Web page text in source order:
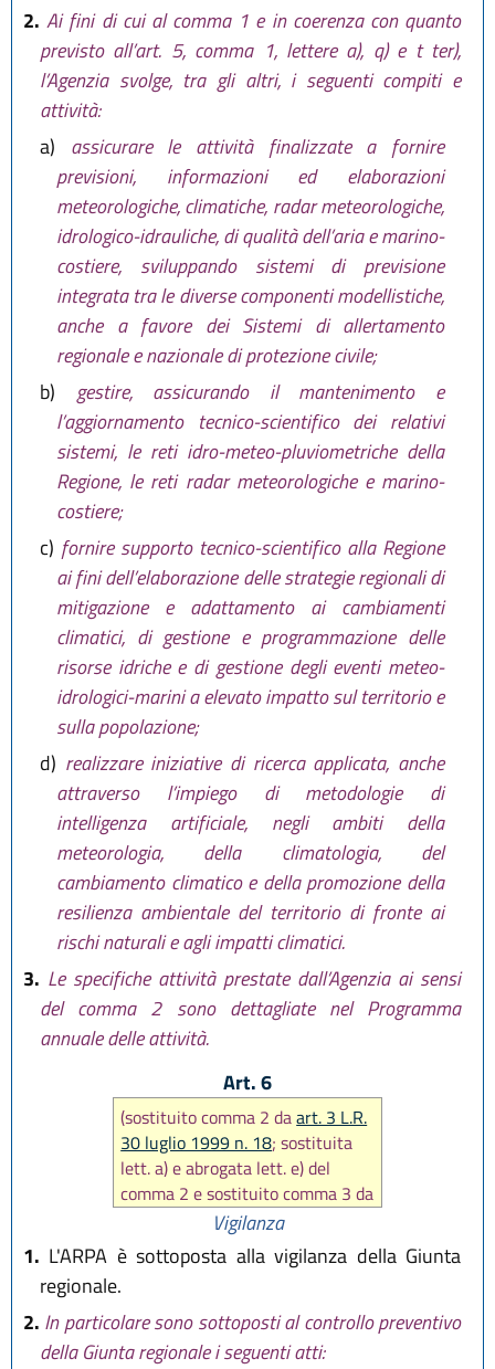
2. Ai fini di cui al comma 1 e in coerenza con quanto
previsto all’art. 5, comma 1, lettere a), q) e t ter),
l’Agenzia svolge, tra gli altri, i seguenti compiti e
attività:
a) assicurare le attività finalizzate a fornire
previsioni, informazioni ed elaborazioni
meteorologiche, climatiche, radar meteorologiche,
idrologico-idrauliche, di qualità dell’aria e marino-
costiere, sviluppando sistemi di previsione
integrata tra le diverse componenti modellistiche,
anche a favore dei Sistemi di allertamento
regionale e nazionale di protezione civile;
b)
gestire, assicurando il mantenimento e
l’aggiornamento tecnico-scientifico dei relativi
sistemi, le reti idro-meteo-pluviometriche della
Regione, le reti radar meteorologiche e marino-
costiere;
c) fornire supporto tecnico-scientifico alla Regione
ai fini dell’elaborazione delle strategie regionali di
mitigazione e adattamento ai cambiamenti
climatici, di gestione e programmazione delle
risorse idriche e di gestione degli eventi meteo-
idrologici-marini a elevato impatto sul territorio e
sulla popolazione;
d) realizzare iniziative di ricerca applicata, anche
attraverso l’impiego di metodologie di
intelligenza artificiale, negli ambiti della
meteorologia, della climatologia, del
cambiamento climatico e della promozione della
resilienza ambientale del territorio di fronte ai
rischi naturali e agli impatti climatici.
3. Le specifiche attività prestate dall’Agenzia ai sensi
del comma 2 sono dettagliate nel Programma
annuale delle attività.
Art. 6
(sostituito comma 2 daart. 3 L.R.
30 luglio 1999 n. 18; sostituita
lett. a) e abrogata lett. e) del
comma 2 e sostituito comma 3 da
art. 31 L.R. 14 aprile 2004 n. 7
in seguito abrogato comma 3 da
art. 9 L.R. 29 ottobre 2008 n. 17)
Vigilanza
1. L'ARPA è sottoposta alla vigilanza della Giunta
regionale.
2. In particolare sono sottoposti al controllo preventivo
della Giunta regionale i seguenti atti: